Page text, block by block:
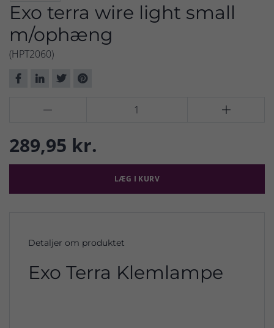
Exo terra wire light small
m/ophæng
(HPT2060)
 
289,95 kr.
LÆG I KURV
Detaljer om produktet
Exo Terra Klemlampe